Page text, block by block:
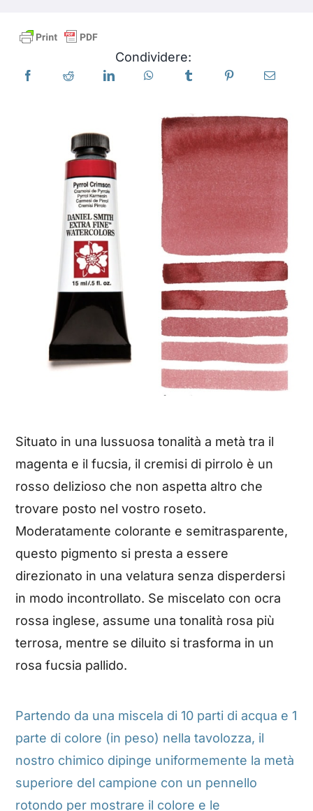
Libri
Eventi
Trova un rivenditore
Condividere:
Situato in una lussuosa tonalità a metà tra il
magenta e il fucsia, il cremisi di pirrolo è un
rosso delizioso che non aspetta altro che
trovare posto nel vostro roseto.
Moderatamente colorante e semitrasparente,
questo pigmento si presta a essere
direzionato in una velatura senza disperdersi
in modo incontrollato. Se miscelato con ocra
rossa inglese, assume una tonalità rosa più
terrosa, mentre se diluito si trasforma in un
rosa fucsia pallido.
Partendo da una miscela di 10 parti di acqua e 1
parte di colore (in peso) nella tavolozza, il
nostro chimico dipinge uniformemente la metà
superiore del campione con un pennello
rotondo per mostrare il colore e le